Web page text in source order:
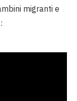
migranti e